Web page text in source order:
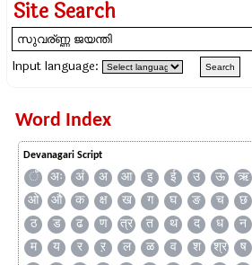
Site Search
Input language:
Word Index
Devanagari Script
ँ अः अं अ आ इ ई उ ऊ ऋ
ओ
औ क क्ष ख ग घ ङ च छ
ठ
ड ढ ण त्र त थ द ध न
म
य र ऱ ल ळ व श श्र ष